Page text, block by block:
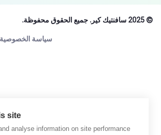
سياسة الخصوصية
site
and analyse information on site performance